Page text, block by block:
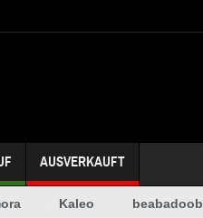
AUSVERKAUFT
Kaleo beabadoobee